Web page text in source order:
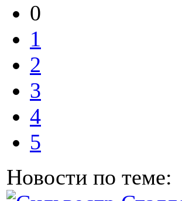
0
1
2
3
4
5
Новости по теме: